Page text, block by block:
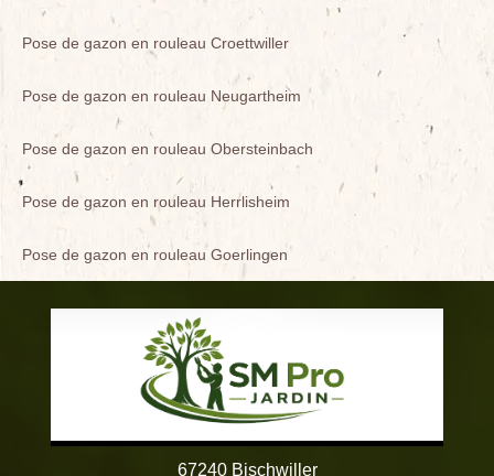
Pose de gazon en rouleau Croettwiller
Pose de gazon en rouleau Neugartheim
Pose de gazon en rouleau Obersteinbach
Pose de gazon en rouleau Herrlisheim
Pose de gazon en rouleau Goerlingen
67240 Bischwiller